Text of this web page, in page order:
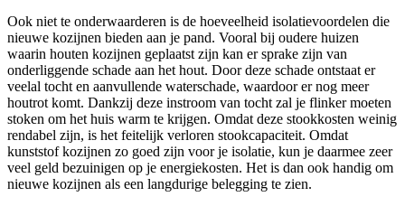
Ook niet te onderwaarderen is de hoeveelheid isolatievoordelen die
nieuwe kozijnen bieden aan je pand. Vooral bij oudere huizen
waarin houten kozijnen geplaatst zijn kan er sprake zijn van
onderliggende schade aan het hout. Door deze schade ontstaat er
veelal tocht en aanvullende waterschade, waardoor er nog meer
houtrot komt. Dankzij deze instroom van tocht zal je flinker moeten
stoken om het huis warm te krijgen. Omdat deze stookkosten weinig
rendabel zijn, is het feitelijk verloren stookcapaciteit. Omdat
kunststof kozijnen zo goed zijn voor je isolatie, kun je daarmee zeer
veel geld bezuinigen op je energiekosten. Het is dan ook handig om
nieuwe kozijnen als een langdurige belegging te zien.